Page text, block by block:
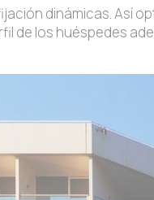
dinámicas. Así
de los huéspedes